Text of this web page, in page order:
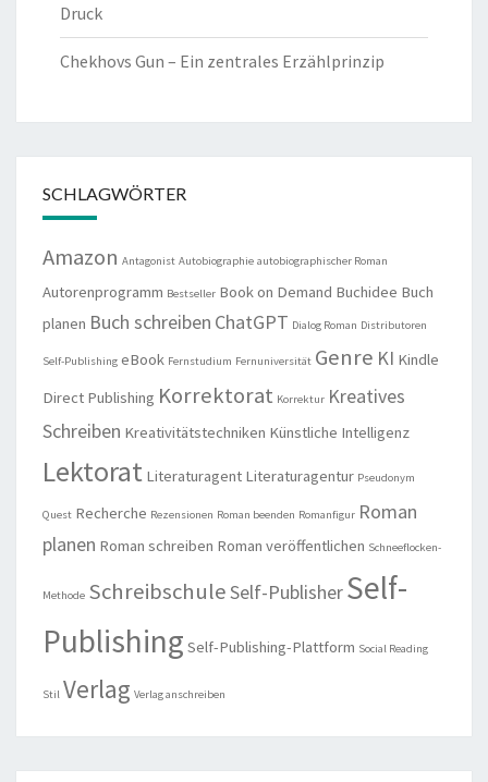
Druck
Chekhovs Gun – Ein zentrales Erzählprinzip
SCHLAGWÖRTER
Amazon Antagonist Autobiographie autobiographischer Roman
Autorenprogramm Bestseller Book on Demand Buchidee Buch
planen Buch schreiben ChatGPT Dialog Roman Distributoren
Self-Publishing eBook Fernstudium Fernuniversität Genre KI Kindle
Direct Publishing Korrektorat Korrektur Kreatives
Schreiben Kreativitätstechniken Künstliche Intelligenz
Lektorat Literaturagent Literaturagentur Pseudonym
Quest Recherche Rezensionen Roman beenden Romanfigur Roman
planen Roman schreiben Roman veröffentlichen Schneeflocken-
Methode SchreibschuleSelf-PublisherSelf-
Publishing Self-Publishing-Plattform Social Reading
Stil Verlag Verlag anschreiben